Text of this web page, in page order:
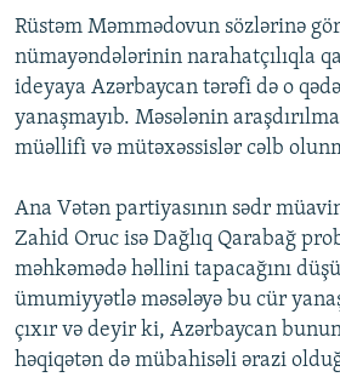
Rüstəm Məmmədovun sözlərinə
nümayəndələrinin narahatçılıqla
ideyaya Azərbaycan tərəfi də o
yanaşmayıb. Məsələnin
müəllifi və mütəxəssislər cəlb
Ana Vətən partiyasının sədr
Zahid Oruc isə Dağlıq Qarabağ
məhkəmədə həllini tapacağını
ümumiyyətlə məsələyə bu cür
çıxır və deyir ki, Azərbaycan
həqiqətən də mübahisəli ərazi